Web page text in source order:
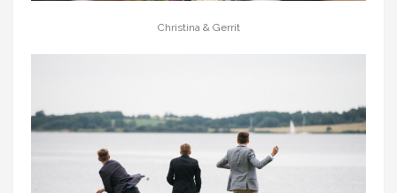
Christina & Gerrit